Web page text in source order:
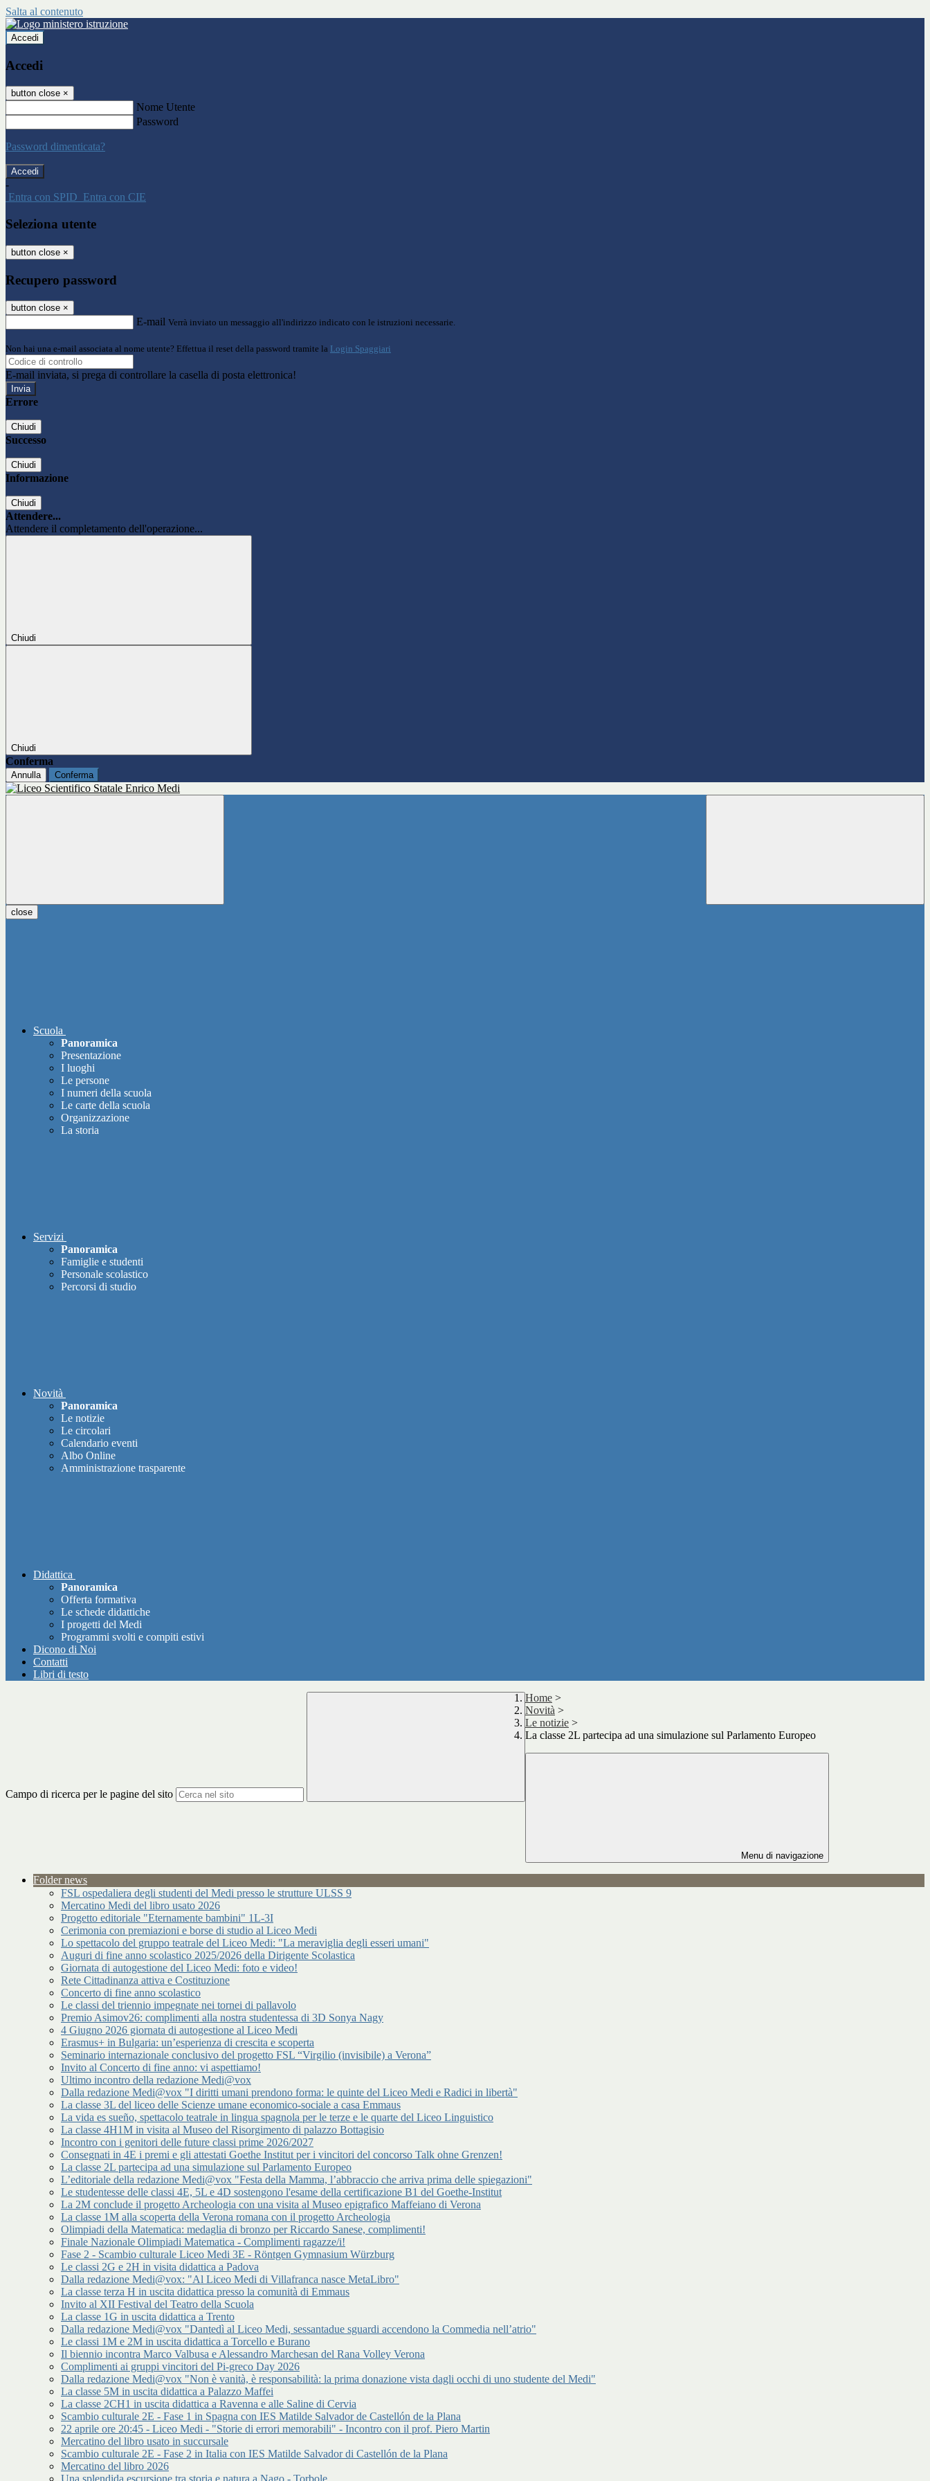
Salta al contenuto
Accedi
Accedi
button close ×
Nome Utente
Password
Password dimenticata?
-
Entra con SPID Entra con CIE
Seleziona utente
button close ×
Recupero password
button close ×
E-mail Verrà inviato un messaggio all'indirizzo indicato con le istruzioni necessarie.
Non hai una e-mail associata al nome utente? Effettua il reset della password tramite la Login Spaggiari
E-mail inviata, si prega di controllare la casella di posta elettronica!
Errore
Chiudi
Successo
Chiudi
Informazione
Chiudi
Attendere...
Attendere il completamento dell'operazione...
Chiudi
Chiudi
Conferma
Annulla Conferma
close
Scuola
Panoramica
Presentazione
I luoghi
Le persone
I numeri della scuola
Le carte della scuola
Organizzazione
La storia
Servizi
Panoramica
Famiglie e studenti
Personale scolastico
Percorsi di studio
Novità
Panoramica
Le notizie
Le circolari
Calendario eventi
Albo Online
Amministrazione trasparente
Didattica
Panoramica
Offerta formativa
Le schede didattiche
I progetti del Medi
Programmi svolti e compiti estivi
Dicono di Noi
Contatti
Libri di testo
Campo di ricerca per le pagine del sito
Home >
Novità >
Le notizie >
La classe 2L partecipa ad una simulazione sul Parlamento Europeo
Menu di navigazione
Folder news
FSL ospedaliera degli studenti del Medi presso le strutture ULSS 9
Mercatino Medi del libro usato 2026
Progetto editoriale "Eternamente bambini" 1L-3I
Cerimonia con premiazioni e borse di studio al Liceo Medi
Lo spettacolo del gruppo teatrale del Liceo Medi: "La meraviglia degli esseri umani"
Auguri di fine anno scolastico 2025/2026 della Dirigente Scolastica
Giornata di autogestione del Liceo Medi: foto e video!
Rete Cittadinanza attiva e Costituzione
Concerto di fine anno scolastico
Le classi del triennio impegnate nei tornei di pallavolo
Premio Asimov26: complimenti alla nostra studentessa di 3D Sonya Nagy
4 Giugno 2026 giornata di autogestione al Liceo Medi
Erasmus+ in Bulgaria: un’esperienza di crescita e scoperta
Seminario internazionale conclusivo del progetto FSL “Virgilio (invisibile) a Verona”
Invito al Concerto di fine anno: vi aspettiamo!
Ultimo incontro della redazione Medi@vox
Dalla redazione Medi@vox "I diritti umani prendono forma: le quinte del Liceo Medi e Radici in libertà"
La classe 3L del liceo delle Scienze umane economico-sociale a casa Emmaus
La vida es sueño, spettacolo teatrale in lingua spagnola per le terze e le quarte del Liceo Linguistico
La classe 4H1M in visita al Museo del Risorgimento di palazzo Bottagisio
Incontro con i genitori delle future classi prime 2026/2027
Consegnati in 4E i premi e gli attestati Goethe Institut per i vincitori del concorso Talk ohne Grenzen!
La classe 2L partecipa ad una simulazione sul Parlamento Europeo
L’editoriale della redazione Medi@vox "Festa della Mamma, l’abbraccio che arriva prima delle spiegazioni"
Le studentesse delle classi 4E, 5L e 4D sostengono l'esame della certificazione B1 del Goethe-Institut
La 2M conclude il progetto Archeologia con una visita al Museo epigrafico Maffeiano di Verona
La classe 1M alla scoperta della Verona romana con il progetto Archeologia
Olimpiadi della Matematica: medaglia di bronzo per Riccardo Sanese, complimenti!
Finale Nazionale Olimpiadi Matematica - Complimenti ragazze/i!
Fase 2 - Scambio culturale Liceo Medi 3E - Röntgen Gymnasium Würzburg
Le classi 2G e 2H in visita didattica a Padova
Dalla redazione Medi@vox: "Al Liceo Medi di Villafranca nasce MetaLibro"
La classe terza H in uscita didattica presso la comunità di Emmaus
Invito al XII Festival del Teatro della Scuola
La classe 1G in uscita didattica a Trento
Dalla redazione Medi@vox "Dantedì al Liceo Medi, sessantadue sguardi accendono la Commedia nell’atrio"
Le classi 1M e 2M in uscita didattica a Torcello e Burano
Il biennio incontra Marco Valbusa e Alessandro Marchesan del Rana Volley Verona
Complimenti ai gruppi vincitori del Pi-greco Day 2026
Dalla redazione Medi@vox "Non è vanità, è responsabilità: la prima donazione vista dagli occhi di uno studente del Medi"
La classe 5M in uscita didattica a Palazzo Maffei
La classe 2CH1 in uscita didattica a Ravenna e alle Saline di Cervia
Scambio culturale 2E - Fase 1 in Spagna con IES Matilde Salvador de Castellón de la Plana
22 aprile ore 20:45 - Liceo Medi - "Storie di errori memorabili" - Incontro con il prof. Piero Martin
Mercatino del libro usato in succursale
Scambio culturale 2E - Fase 2 in Italia con IES Matilde Salvador di Castellón de la Plana
Mercatino del libro 2026